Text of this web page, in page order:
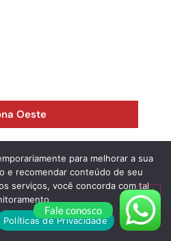
Oeste
Fale conosco
para melhorar a sua
e recomendar conteúdo de seu
serviços, você concorda com tal
Políticas de Privacidade